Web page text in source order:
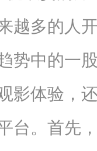
越多的人
势中的一
影体验，
台。首先